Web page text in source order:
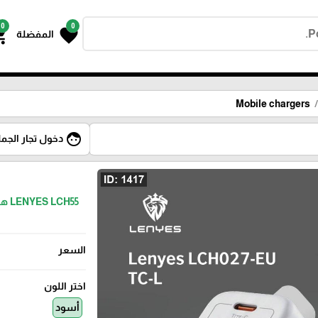
0
favorite المفضلة
0
Mobile chargers
face دخول تجار
السعر
اختر اللون
أسود